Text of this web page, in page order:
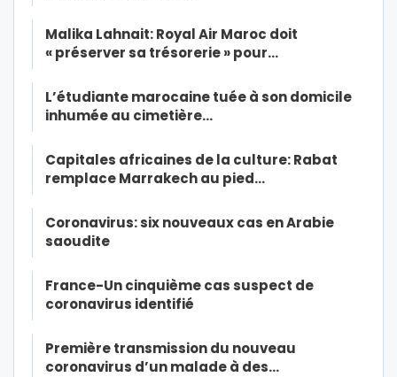
Malika Lahnait: Royal Air Maroc doit
« préserver sa trésorerie » pour…
L’étudiante marocaine tuée à son domicile
inhumée au cimetière…
Capitales africaines de la culture: Rabat
remplace Marrakech au pied…
Coronavirus: six nouveaux cas en Arabie
saoudite
France-Un cinquième cas suspect de
coronavirus identifié
Première transmission du nouveau
coronavirus d’un malade à des…